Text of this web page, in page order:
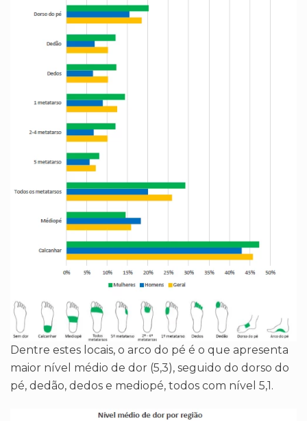
Dentre estes locais, o arco do pé é o que apresenta
maior nível médio de dor (5,3), seguido do dorso do
pé, dedão, dedos e mediopé, todos com nível 5,1.